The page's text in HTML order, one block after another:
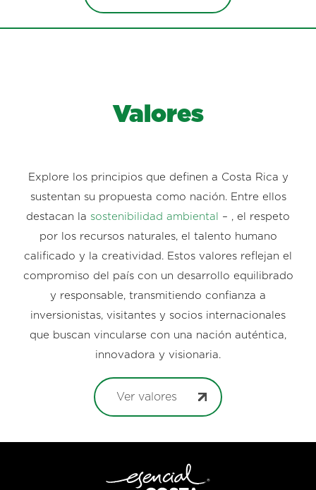
Valores
Explore los principios que definen a Costa Rica y
sustentan su propuesta como nación. Entre ellos
destacan la sostenibilidad ambiental
– , el respeto
por los recursos naturales, el talento humano
calificado y la creatividad. Estos valores reflejan el
compromiso del país con un desarrollo equilibrado
y responsable, transmitiendo confianza a
inversionistas, visitantes y socios internacionales
que buscan vincularse con una nación auténtica,
innovadora y visionaria.
Ver valores